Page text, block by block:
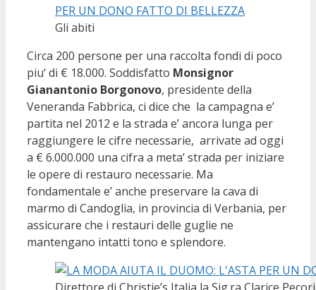
Gli abiti
Circa 200 persone per una raccolta fondi di poco
piu’ di € 18.000. Soddisfatto Monsignor
Gianantonio Borgonovo, presidente della
Veneranda Fabbrica, ci dice che la campagna e’
partita nel 2012 e la strada e’ ancora lunga per
raggiungere le cifre necessarie, arrivate ad oggi
a € 6.000.000 una cifra a meta’ strada per iniziare
le opere di restauro necessarie. Ma
fondamentale e’ anche preservare la cava di
marmo di Candoglia, in provincia di Verbania, per
assicurare che i restauri delle guglie ne
mantengano intatti tono e splendore.
Direttore di Christie’s Italia la Sig.ra Clarice